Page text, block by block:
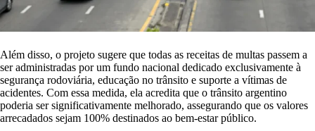
Além disso, o projeto sugere que todas as receitas de multas passem a
ser administradas por um fundo nacional dedicado exclusivamente à
segurança rodoviária, educação no trânsito e suporte a vítimas de
acidentes. Com essa medida, ela acredita que o trânsito argentino
poderia ser significativamente melhorado, assegurando que os valores
arrecadados sejam 100% destinados ao bem-estar público.